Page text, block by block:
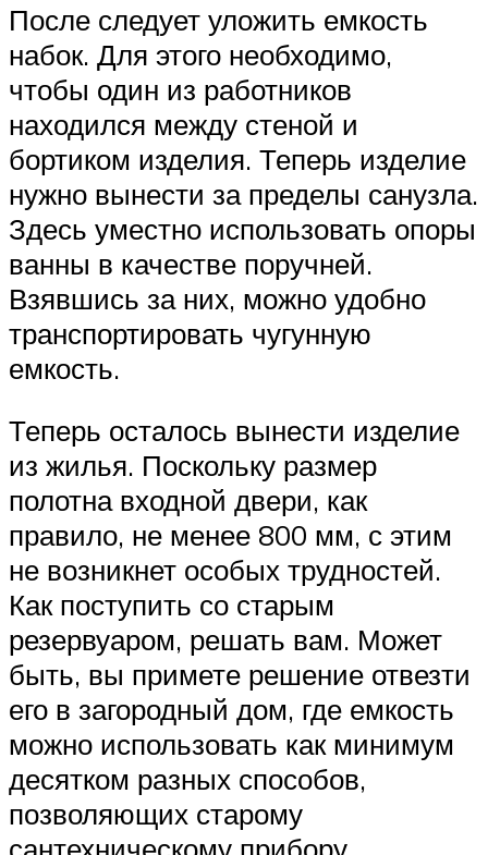
После следует уложить емкость
набок. Для этого необходимо,
чтобы один из работников
находился между стеной и
бортиком изделия. Теперь изделие
нужно вынести за пределы санузла.
Здесь уместно использовать опоры
ванны в качестве поручней.
Взявшись за них, можно удобно
транспортировать чугунную
емкость.
Теперь осталось вынести изделие
из жилья. Поскольку размер
полотна входной двери, как
правило, не менее 800 мм, с этим
не возникнет особых трудностей.
Как поступить со старым
резервуаром, решать вам. Может
быть, вы примете решение отвезти
его в загородный дом, где емкость
можно использовать как минимум
десятком разных способов,
позволяющих старому